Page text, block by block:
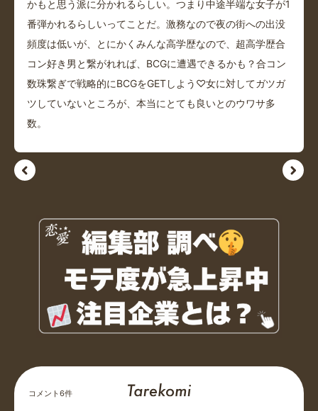
かもと思う派に分かれるらしい。つまり中途半端な女子が1
番弾かれるらしいってことだ。激務なので夜の街への出没
頻度は低いが、とにかくみんな高学歴なので、超高学歴合
コン好き男と繋がれれば、BCGに遭遇できるかも？合コン
数珠繋ぎで戦略的にBCGをGETしよう♡女に対してガツガ
ツしていないところが、本当にとても良いとのウワサ多
数。
コメント6件